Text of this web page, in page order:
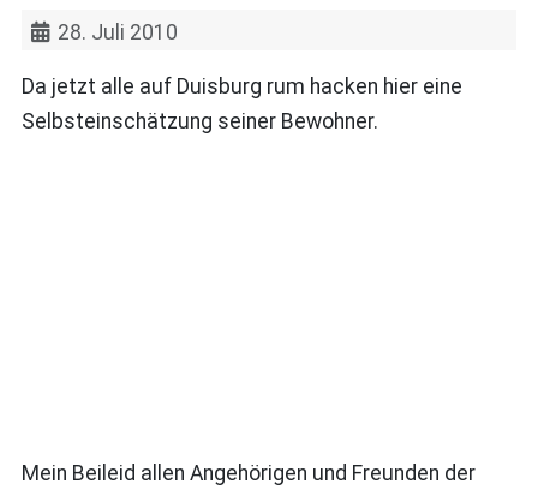
28. Juli 2010
Da jetzt alle auf Duisburg rum hacken hier eine
Selbsteinschätzung seiner Bewohner.
Mein Beileid allen Angehörigen und Freunden der